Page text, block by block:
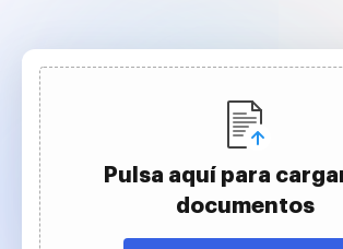
Pulsa aquí para
documentos